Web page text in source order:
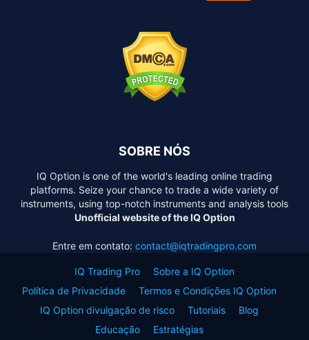
SOBRE NÓS
IQ Option is one of the world's leading online trading
platforms. Seize your chance to trade a wide variety of
instruments, using top-notch instruments and analysis tools
Unofficial website of the IQ Option
Entre em contato: contact@iqtradingpro.com
IQ Trading Pro
Sobre a IQ Option
Política de Privacidade
Termos e Condições IQ Option
IQ Option divulgação de risco
Tutoriais
Blog
Educação
Estratégias